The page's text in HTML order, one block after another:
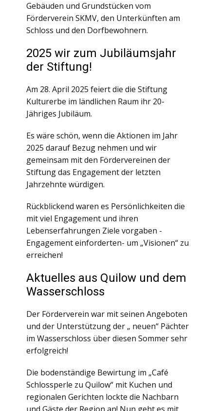
Gebäuden und Grundstücken vom
Förderverein SKMV, den Unterkünften am
Schloss und den Dorfbewohnern.
2025 wir zum Jubiläumsjahr
der Stiftung!
Am 28. April 2025 feiert die die Stiftung
Kulturerbe im ländlichen Raum ihr 20-
Jähriges Jubiläum.
Es wäre schön, wenn die Aktionen im Jahr
2025 darauf Bezug nehmen und wir
gemeinsam mit den Fördervereinen der
Stiftung das Engagement der letzten
Jahrzehnte würdigen.
Rückblickend waren es Persönlichkeiten die
mit viel Engagement und ihren
Lebenserfahrungen Ziele vorgaben -
Engagement einforderten- um „Visionen“ zu
erreichen!
Aktuelles aus Quilow und dem
Wasserschloss
Der Förderverein war mit seinen Angeboten
und der Unterstützung der „ neuen“ Pächter
im Wasserschloss über diesen Sommer sehr
erfolgreich!
Die bodenständige Bewirtung im „Café
Schlossperle zu Quilow“ mit Kuchen und
regionalen Gerichten lockte die Nachbarn